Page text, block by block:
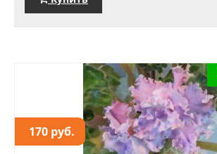
170 руб.